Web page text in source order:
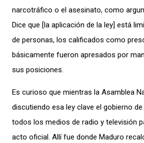
narcotráfico o el asesinato, como
Dice que [la aplicación de la ley] está
de personas, los calificados como
básicamente fueron apresados por
sus posiciones.
Es curioso que mientras la Asamblea
discutiendo esa ley clave el gobierno
todos los medios de radio y televisión
acto oficial. Allí fue donde Maduro